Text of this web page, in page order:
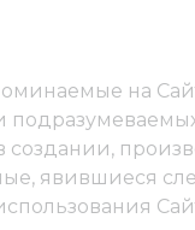
на
создании,
явившиеся